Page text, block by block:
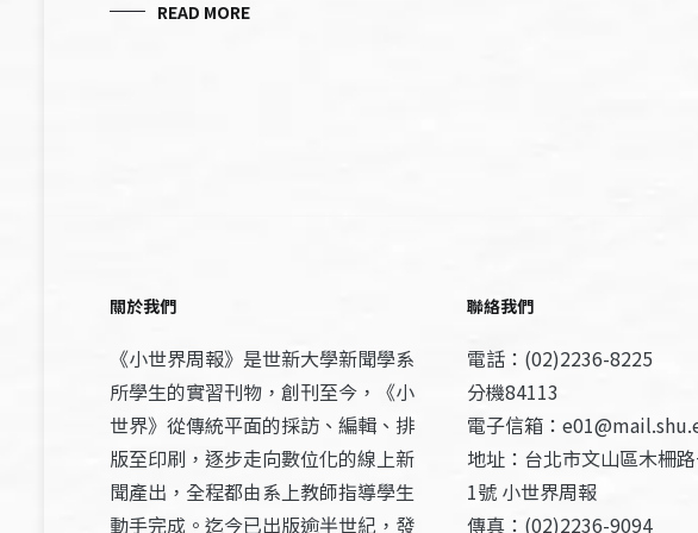
READ MORE
關於我們
《小世界周報》是世新大學新聞學系
所學生的實習刊物，創刊至今，《小
世界》從傳統平面的採訪、編輯、排
版至印刷，逐步走向數位化的線上新
聞產出，全程都由系上教師指導學生
動手完成。迄今已出版逾半世紀，發
聯絡我們
電話：(02)2236-8225
分機84113
電子信箱：
地址：台北市文山區木柵
1號 小世界周報
傳真：(02)2236-9094